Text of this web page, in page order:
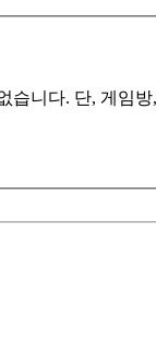
니다. 단, 게임